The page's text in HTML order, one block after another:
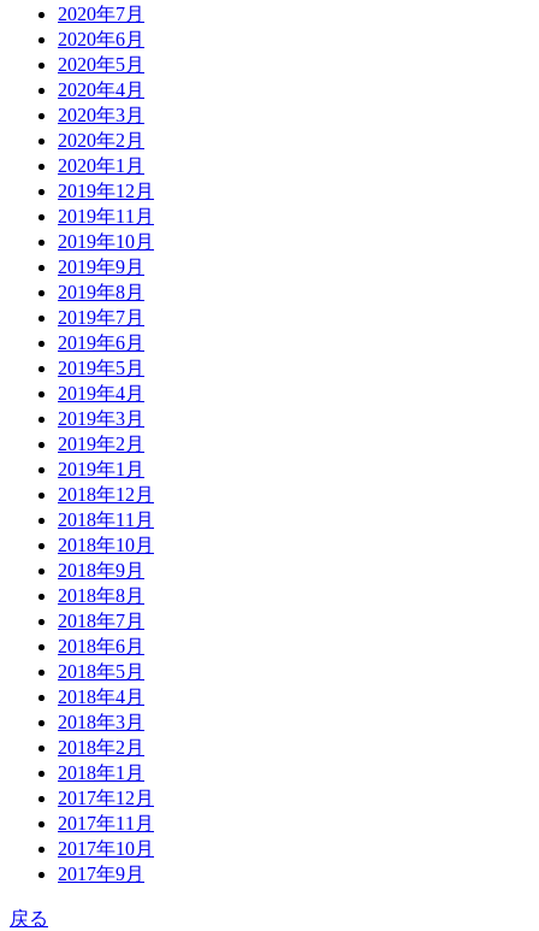
2020年7月
2020年6月
2020年5月
2020年4月
2020年3月
2020年2月
2020年1月
2019年12月
2019年11月
2019年10月
2019年9月
2019年8月
2019年7月
2019年6月
2019年5月
2019年4月
2019年3月
2019年2月
2019年1月
2018年12月
2018年11月
2018年10月
2018年9月
2018年8月
2018年7月
2018年6月
2018年5月
2018年4月
2018年3月
2018年2月
2018年1月
2017年12月
2017年11月
2017年10月
2017年9月
戻る